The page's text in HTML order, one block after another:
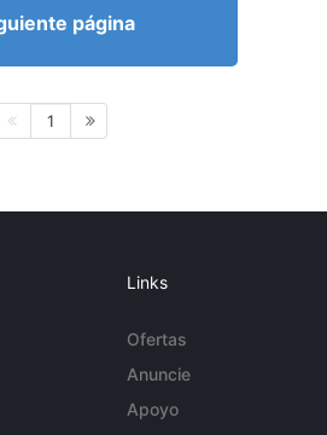
página
1
Links
Ofertas
Anuncie
Apoyo